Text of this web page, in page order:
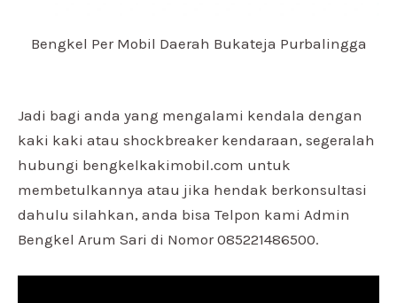
Bengkel Per Mobil Daerah Bukateja Purbalingga
Jadi bagi anda yang mengalami kendala dengan
kaki kaki atau shockbreaker kendaraan, segeralah
hubungi bengkelkakimobil.com untuk
membetulkannya atau jika hendak berkonsultasi
dahulu silahkan, anda bisa Telpon kami Admin
Bengkel Arum Sari di Nomor 085221486500.